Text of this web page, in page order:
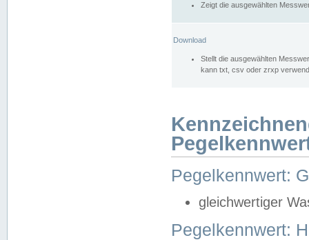
Zeigt die ausgewählten
Download
Stellt die ausgewählten
kann txt, csv oder zrxp
Pegelkennwert:
gleichwertiger
Pegelkennwert: